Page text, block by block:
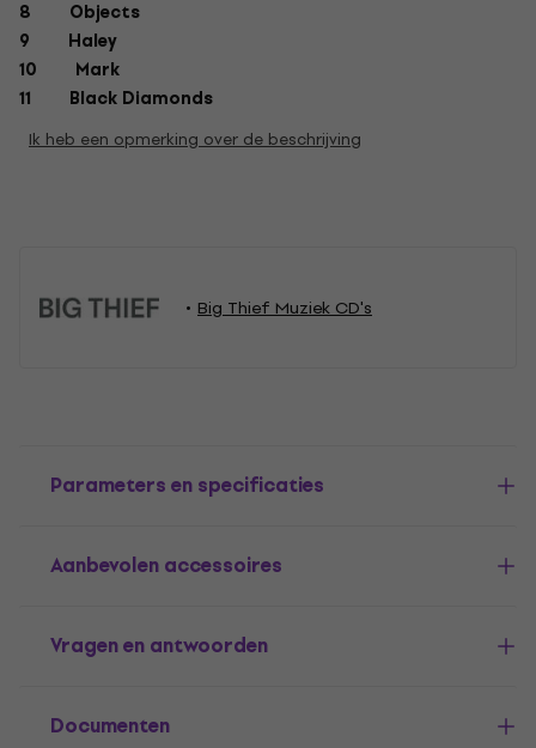
8 Objects
9 Haley
10 Mark
11 Black Diamonds
Ik heb een opmerking over de beschrijving
Big Thief Muziek CD's
Parameters en specificaties
Aanbevolen accessoires
Vragen en antwoorden
Documenten